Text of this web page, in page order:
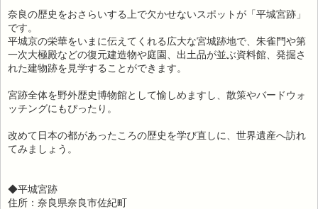
奈良の歴史をおさらいする上で欠かせないスポットが「平城宮跡」
です。
平城京の栄華をいまに伝えてくれる広大な宮城跡地で、朱雀門や第
一次大極殿などの復元建造物や庭園、出土品が並ぶ資料館、発掘さ
れた建物跡を見学することができます。
宮跡全体を野外歴史博物館として愉しめますし、散策やバードウォ
ッチングにもぴったり。
改めて日本の都があったころの歴史を学び直しに、世界遺産へ訪れ
てみましょう。
◆平城宮跡
住所：奈良県奈良市佐紀町